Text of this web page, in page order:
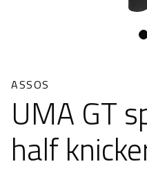
ASSOS
UMA GT
half